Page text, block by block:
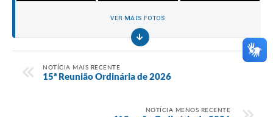
VER MAIS FOTOS
NOTÍCIA MAIS RECENTE
15ª Reunião Ordinária de 2026
NOTÍCIA MENOS RECENTE